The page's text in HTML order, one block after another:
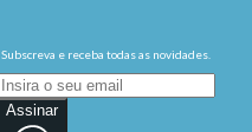
Subscreva e receba todas as novidades.
Assinar